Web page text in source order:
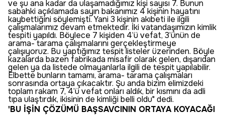
ve şu ana kadar da ulaşamadığımız kişi sayısı 7. Bunun
sabahki açıklamada sayın bakanımız 4 kişinin hayatını
kaybettiğini söylemişti. Yani 3 kişinin akıbeti ile ilgili
çalışmalarımız devam etmektedir. İki vatandaşımızın kimlik
tespiti yapıldı. Böylece 7 kişiden 4’ü vefat, 3’ünün de
arama- tarama çalışmalarını gerçekleştirmeye
çalışıyoruz. Bu yaptığımız tespit listeler üzerinden. Böyle
kazalarda bazen fabrikada misafir olarak gelen, dışarıdan
gelen ya da listede olmayanlarla ilgili de tespit yapılabilir.
Elbette bunların tamamı, arama- tarama çalışmaları
sonrasında ortaya çıkacaktır. Şu anda bizim elimizdeki
toplam rakam 7, 4’ü vefat onları aldık, bir kısmını da adli
tıpa ulaştırdık, ikisinin de kimliği belli oldu" dedi.
'BU İŞİN ÇÖZÜMÜ BAŞSAVCININ ORTAYA KOYACAĞI